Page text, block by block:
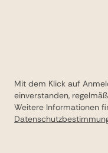
Mit dem Klick auf
einverstanden,
Weitere Informationen